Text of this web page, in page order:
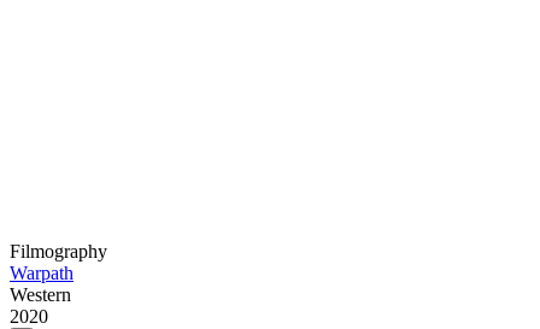
Filmography
Warpath
Western
2020